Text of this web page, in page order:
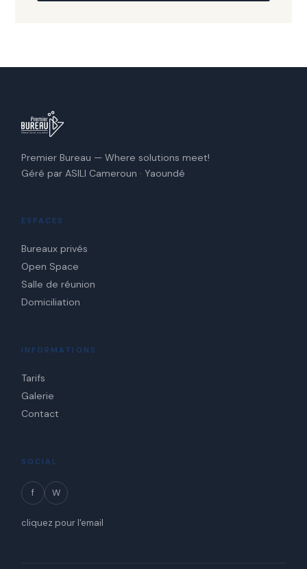
Premier Bureau — Where solutions meet!
Géré par ASILI Cameroun · Yaoundé
ESPACES
Bureaux privés
Open Space
Salle de réunion
Domiciliation
INFORMATIONS
Tarifs
Galerie
Contact
SOCIAL
f W
cliquez pour l'email